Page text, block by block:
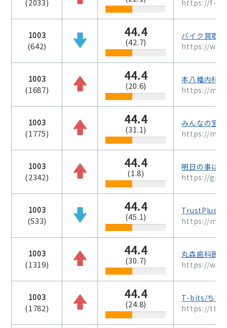
(2033) https://f-
1003
(642)
44.4
(42.7)
バイク買取
https://
1003
(1687)
44.4
(20.6)
本八幡内科
https://
1003
(1775)
44.4
(31.1)
みんなの宮
https://
1003
(2342)
44.4
(1.8)
明日の事は
https://
1003
(533)
44.4
(45.1)
TrustPlus
https://
1003
(1319)
44.4
(30.7)
丸森歯科医院
https://
1003
(1782)
44.4
(24.8)
T-bits/ちび
https://